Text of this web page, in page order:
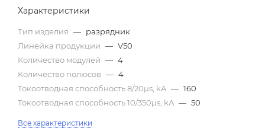
Характеристики
Тип изделия — разрядник
Линейка продукции — V50
Количество модулей — 4
Количество полюсов — 4
Токоотводная способность 8/20µs, kA — 160
Токоотводная способность 10/350µs, kA — 50
Все характеристики